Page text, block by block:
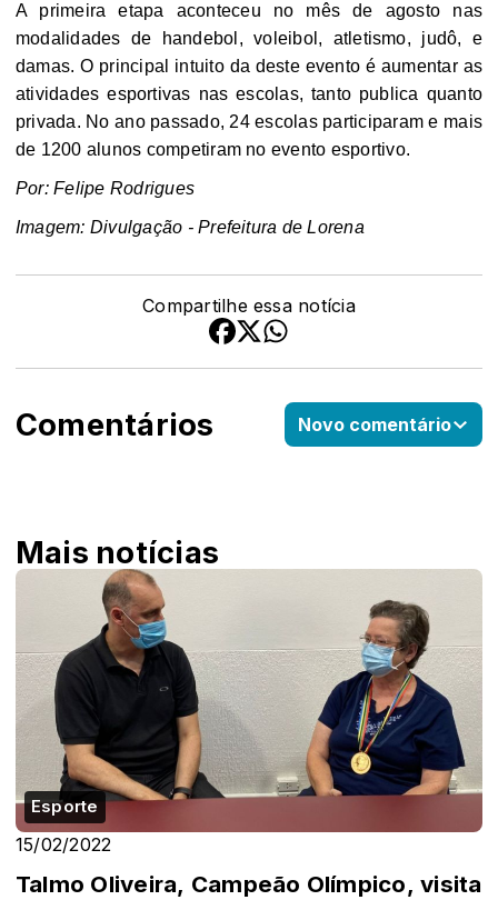
A primeira etapa aconteceu no mês de agosto nas
modalidades de handebol, voleibol, atletismo, judô, e
damas. O principal intuito da deste evento é aumentar as
atividades esportivas nas escolas, tanto publica quanto
privada. No ano passado, 24 escolas participaram e mais
de 1200 alunos competiram no evento esportivo.
Por: Felipe Rodrigues
Imagem: Divulgação - Prefeitura de Lorena
Compartilhe essa notícia
Comentários Novo comentário
Mais notícias
Esporte
15/02/2022
Talmo Oliveira, Campeão Olímpico, visita